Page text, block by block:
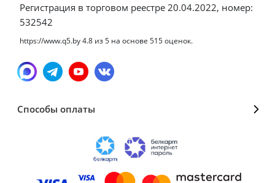
Регистрация в торговом реестре 20.04.2022, номер:
532542
https://www.q5.by4.8 из5 на основе 515оценок.
Способы оплаты